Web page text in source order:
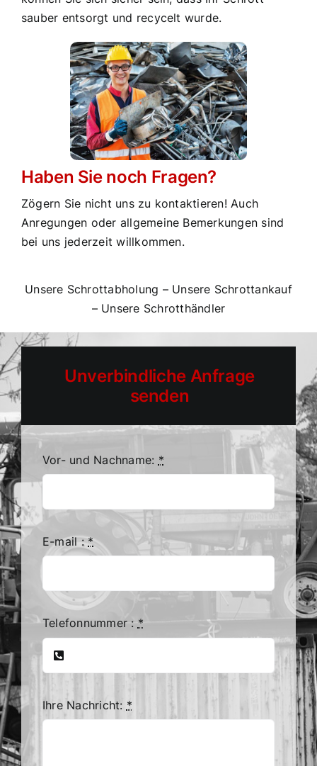
sauber entsorgt und recycelt wurde.
Haben Sie noch Fragen?
Zögern Sie nicht uns zu kontaktieren! Auch
Anregungen oder allgemeine Bemerkungen sind
bei uns jederzeit willkommen.
Unsere Schrottabholung – Unsere Schrottankauf
– Unsere Schrotthändler
Unverbindliche Anfrage
senden
Vor- und Nachname: *
E-mail :*
Telefonnummer : *
Ihre Nachricht: *